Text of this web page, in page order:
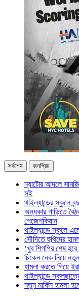
সর্বশেষ জনপ্রিয়
ন্যাটোর আদলে
সই
থাইল্যান্ডের স্কুলে
অন্ধকার গাড়িতে
পেজেশকিয়ান
থাইল্যান্ডে স্কুলে
সৌদিতে হুথিদের
‘খুব শিগগির শেষ
চিকেন নেক নিয়ে
হামলা করতে গিয়ে
থাইল্যান্ডে
নতুন মার্কিন হামলা